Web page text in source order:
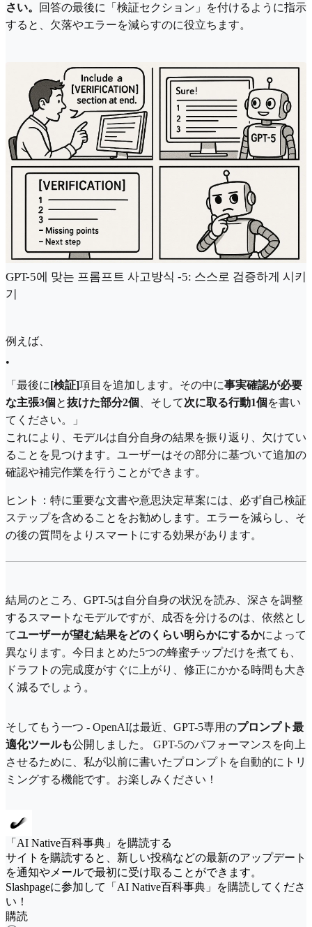
さい。
回答の最後に「検証セクション」を付けるように指示
すると、欠落やエラーを減らすのに役立ちます。
GPT-5에 맞는 프롬프트 사고방식 -5: 스스로 검증하게 시키
기
例えば、
•
「最後に[検証]項目を追加します。その中に事実確認が必要
な主張3個 と抜けた部分2個 、そして次に取る行動1個 を書い
てください。」
これにより、モデルは自分自身の結果を振り返り、欠けてい
ることを見つけます。ユーザーはその部分に基づいて追加の
確認や補完作業を行うことができます。
ヒント：特に重要な文書や意思決定草案には、必ず自己検証
ステップを含めることをお勧めします。エラーを減らし、そ
の後の質問をよりスマートにする効果があります。
結局のところ、GPT-5は自分自身の状況を読み、深さを調整
するスマートなモデルですが、成否を分けるのは、依然とし
てユーザーが望む結果をどのくらい明らかにするかによって
異なります。今日まとめた5つの蜂蜜チップだけを煮ても、
ドラフトの完成度がすぐに上がり、修正にかかる時間も大き
く減るでしょう。
そしてもう一つ - OpenAIは最近、GPT-5専用のプロンプト最
適化ツールも公開しました。 GPT-5のパフォーマンスを向上
させるために、私が以前に書いたプロンプトを自動的にトリ
ミングする機能です。お楽しみください！
「AI Native百科事典」を購読する
サイトを購読すると、新しい投稿などの最新のアップデート
を通知やメールで最初に受け取ることができます。
Slashpageに参加して「AI Native百科事典」を購読してくださ
い！
購読